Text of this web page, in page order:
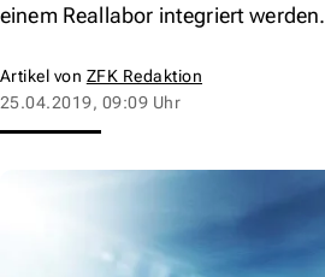
einem Reallabor integriert werden.
Artikel von ZFK Redaktion
25.04.2019, 09:09 Uhr